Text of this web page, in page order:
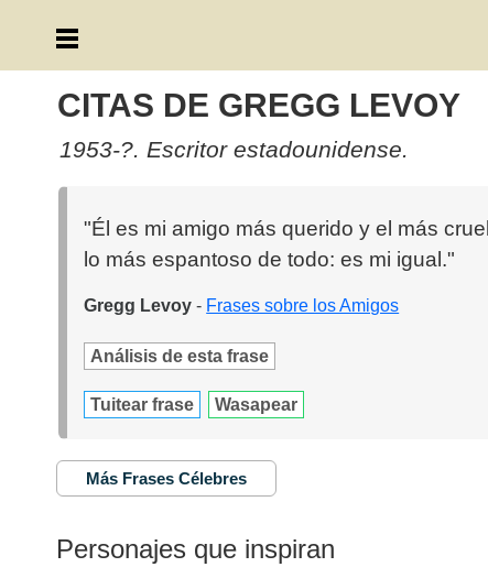
CITAS DE GREGG LEVOY
1953-?. Escritor estadounidense.
"Él es mi amigo más querido y el más
lo más espantoso de todo: es mi igual."
Gregg Levoy - Frases sobre los Amigos
Análisis de esta frase
Tuitear frase Wasapear
Más Frases Célebres
Personajes que inspiran